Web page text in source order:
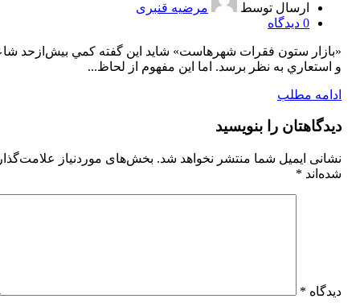
ارسال توسط
مرضیه قنبری
0 دیدگاه
«بازار ستون فقرات شهرهاست» شايد اين گفته كمي بيش‌ازحد
و استعاري به نظر برسد. اما اين مفهوم از لحاظ...
ادامه مطلب
دیدگاهتان را بنویسید
نشانی ایمیل شما منتشر نخواهد شد. بخش‌های موردنیاز
شده‌اند *
دیدگاه *